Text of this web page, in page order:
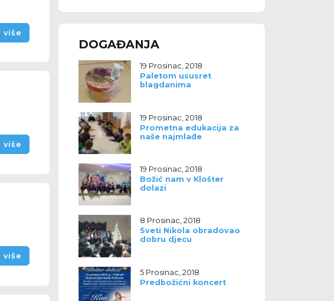
više
više
više
DOGAĐANJA
19 Prosinac, 2018
Paletom ususret
blagdanima
19 Prosinac, 2018
Prometna edukacija za
naše najmlađe
19 Prosinac, 2018
Božić nam v Klošter
dolazi
8 Prosinac, 2018
Sveti Nikola obradovao
dobru djecu
5 Prosinac, 2018
Predbožićni koncert